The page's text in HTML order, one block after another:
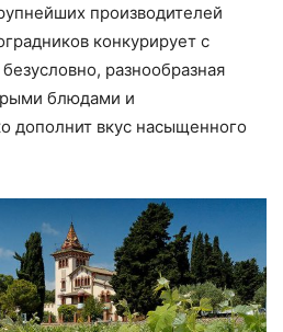
производителей
конкурирует с
разнообразная
блюдами и
дополнит вкус насыщенного